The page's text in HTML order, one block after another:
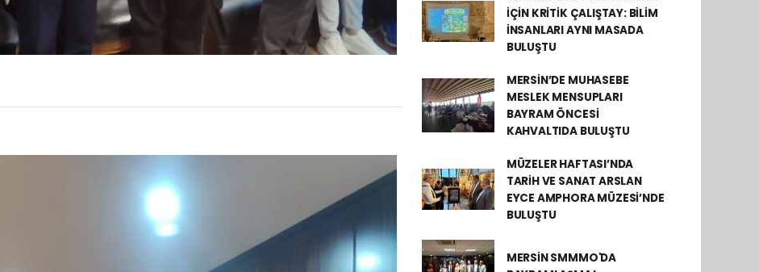
İÇİN KRİTİK ÇALIŞTAY: BİLİM
İNSANLARI AYNI MASADA
BULUŞTU
MERSİN’DE MUHASEBE
MESLEK MENSUPLARI
BAYRAM ÖNCESİ
KAHVALTIDA BULUŞTU
MÜZELER HAFTASI’NDA
TARİH VE SANAT ARSLAN
EYCE AMPHORA MÜZESİ’NDE
BULUŞTU
MERSİN SMMMO'DA